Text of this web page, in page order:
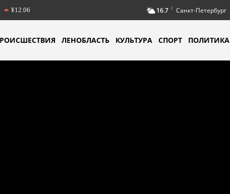
¥12.06 16.7 C Санкт-Петербург
ЛЕНОБЛАСТЬ КУЛЬТУРА СПОРТ ПОЛИТИКА